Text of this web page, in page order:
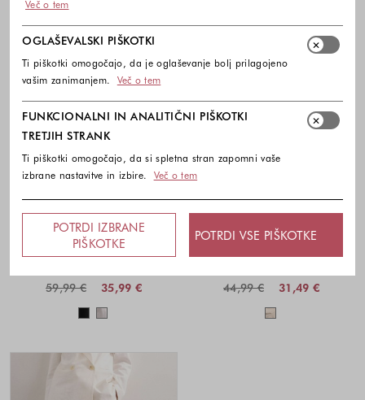
-40%
TOPSHOP
TSBINA barrel fit hlače iz lana in
35,99 €
59,99 €
Barve na voljo
-30%
TOPSHOP
TSARISA majica z odkrito ramo iz
31,49 €
44,99 €
Barve na voljo
Več o tem
OGLAŠEVALSKI PIŠKOTKI
Ti piškotki omogočajo, da je oglaševanje bolj prilagojeno
vašim zanimanjem.
Več o tem
FUNKCIONALNI IN ANALITIČNI PIŠKOTKI
TRETJIH STRANK
Ti piškotki omogočajo, da si spletna stran zapomni vaše
izbrane nastavitve in izbire.
Več o tem
POTRDI IZBRANE
PIŠKOTKE
POTRDI VSE PIŠKOTKE